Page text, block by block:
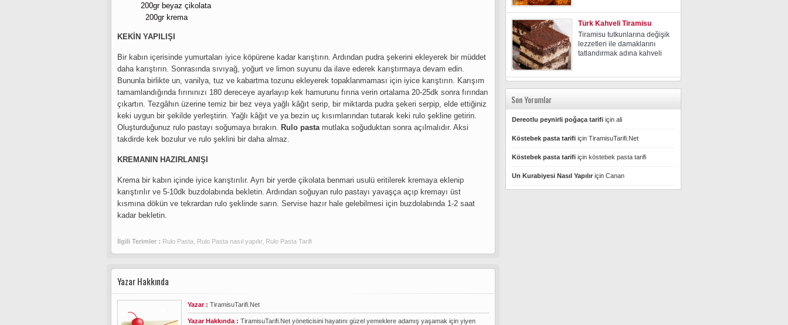
200gr beyaz çikolata
200gr krema
KEKİN YAPILIŞI
Bir kabın içerisinde yumurtaları iyice köpürene kadar karıştırın. Ardından pudra şekerini ekleyerek bir müddet
daha karıştırın. Sonrasında sıvıyağ, yoğurt ve limon suyunu da ilave ederek karıştırmaya devam edin.
Bununla birlikte un, vanilya, tuz ve kabartma tozunu ekleyerek topaklanmaması için iyice karıştırın. Karışım
tamamlandığında fırınınızı 180 dereceye ayarlayıp kek hamurunu fırına verin ortalama 20-25dk sonra fırından
çıkartın. Tezgâhın üzerine temiz bir bez veya yağlı kâğıt serip, bir miktarda pudra şekeri serpip, elde ettiğiniz
keki uygun bir şekilde yerleştirin. Yağlı kâğıt ve ya bezin uç kısımlarından tutarak keki rulo şekline getirin.
Oluşturduğunuz rulo pastayı soğumaya bırakın. Rulo pastamutlaka soğuduktan sonra açılmalıdır. Aksi
takdirde kek bozulur ve rulo şeklini bir daha almaz.
KREMANIN HAZIRLANIŞI
Krema bir kabın içinde iyice karıştırılır. Ayrı bir yerde çikolata benmari usulü eritilerek kremaya eklenip
karıştırılır ve 5-10dk buzdolabında bekletin. Ardından soğuyan rulo pastayı yavaşça açıp kremayı üst
kısmına dökün ve tekrardan rulo şeklinde sarın. Servise hazır hale gelebilmesi için buzdolabında 1-2 saat
kadar bekletin.
İlgili Terimler : Rulo Pasta Rulo Pasta nasıl yapılır, Rulo Pasta Tarifi
Yazar Hakkında
Yazar : TiramisuTarifi.Net
Yazar Hakkında : TiramisuTarifi.Net yöneticisini hayatını güzel yemeklere adamış yaşamak için yiyen
Türk Kahveli Tiramisu
Tiramisu tutkunlarına değişik
lezzetleri ile damaklarını
tatlandırmak adına kahveli
Son Yorumlar
Dereotlu peynirli poğaça tarifi için ali
Köstebek pasta tarifi için TiramisuTarifi.Net
Köstebek pasta tarifi için köstebek pasta tarifi
Un Kurabiyesi Nasıl Yapılır için Canan